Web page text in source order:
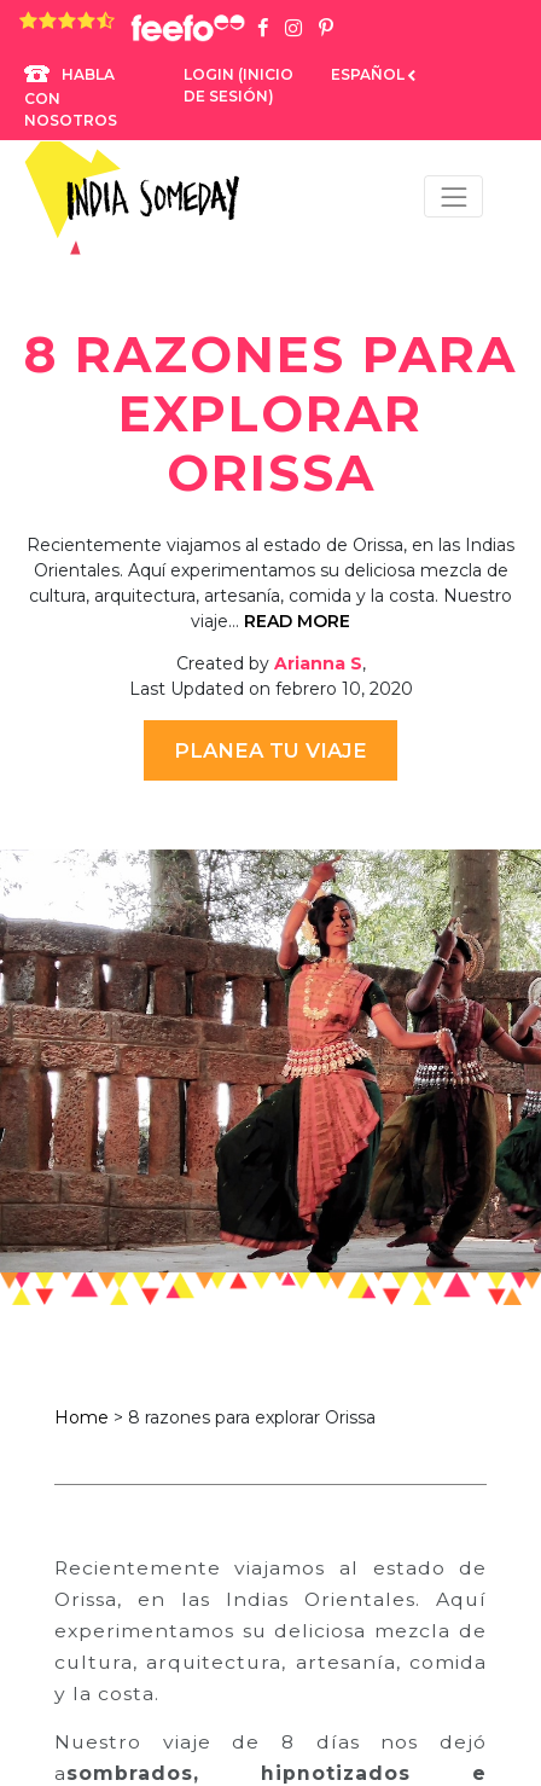
4,8 rating based on 1.234 ratings
HABLA
CON
NOSOTROS
LOGIN (INICIO
DE SESIÓN)
ESPAÑOL
8 RAZONES PARA
EXPLORAR
ORISSA
Recientemente viajamos al estado de Orissa, en las Indias
Orientales. Aquí experimentamos su deliciosa mezcla de
cultura, arquitectura, artesanía, comida y la costa. Nuestro
viaje… READ MORE
Created by Arianna S,
Last Updated on febrero 10, 2020
PLANEA TU VIAJE
Home > 8 razones para explorar Orissa
Recientemente viajamos al estado de
Orissa, en las Indias Orientales. Aquí
experimentamos su deliciosa mezcla de
cultura, arquitectura, artesanía, comida
y la costa.
Nuestro viaje de 8 días nos dejó
asombrados, hipnotizados e